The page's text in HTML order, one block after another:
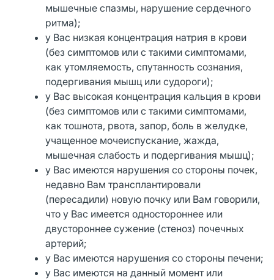
мышечные спазмы, нарушение сердечного
ритма);
у Вас низкая концентрация натрия в крови
(без симптомов или с такими симптомами,
как утомляемость, спутанность сознания,
подергивания мышц или судороги);
у Вас высокая концентрация кальция в крови
(без симптомов или с такими симптомами,
как тошнота, рвота, запор, боль в желудке,
учащенное мочеиспускание, жажда,
мышечная слабость и подергивания мышц);
у Вас имеются нарушения со стороны почек,
недавно Вам трансплантировали
(пересадили) новую почку или Вам говорили,
что у Вас имеется одностороннее или
двустороннее сужение (стеноз) почечных
артерий;
у Вас имеются нарушения со стороны печени;
у Вас имеются на данный момент или